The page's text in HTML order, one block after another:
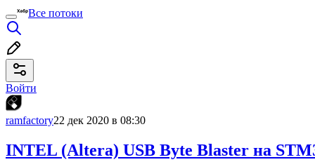
Все потоки
Войти
ramfactory22 дек 2020 в 08:30
INTEL (Altera) USB Byte Blaster на